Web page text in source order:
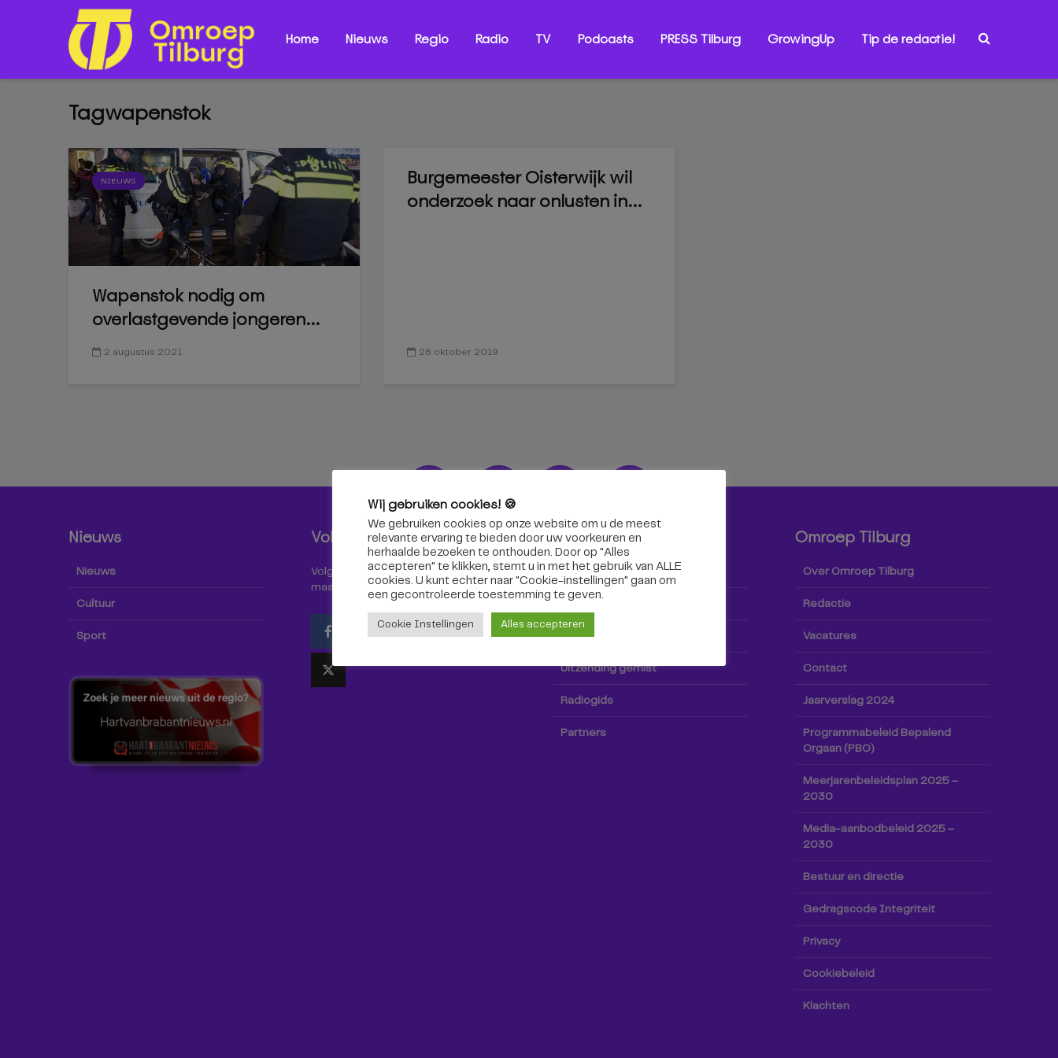
Home Nieuws Regio Radio TV Podcasts PRESS Tilburg GrowingUp Tip de redactie!
Tagwapenstok
NIEUWS
Wapenstok nodig om
overlastgevende jongeren...
2 augustus 2021
Burgemeester Oisterwijk wil
onderzoek naar onlusten in...
28 oktober 2019
Nieuws
Nieuws
Cultuur
Sport
Volg ons!
Volg Omroep Tilburg niet alleen hier,
maar ook via social media!
Radio & TV
Kijk tv
Radio
TV-gids
Uitzending gemist
Radiogids
Partners
Omroep Tilburg
Over Omroep Tilburg
Redactie
Vacatures
Contact
Jaarverslag 2024
Programmabeleid Bepalend
Orgaan (PBO)
Meerjarenbeleidsplan 2025 –
2030
Media-aanbodbeleid 2025 –
2030
Bestuur en directie
Gedragscode Integriteit
Privacy
Cookiebeleid
Klachten
Wij gebruiken cookies! 🍪
We gebruiken cookies op onze website om u de meest
relevante ervaring te bieden door uw voorkeuren en
herhaalde bezoeken te onthouden. Door op "Alles
accepteren" te klikken, stemt u in met het gebruik van ALLE
cookies. U kunt echter naar "Cookie-instellingen" gaan om
een ​​gecontroleerde toestemming te geven.
Cookie Instellingen Alles accepteren